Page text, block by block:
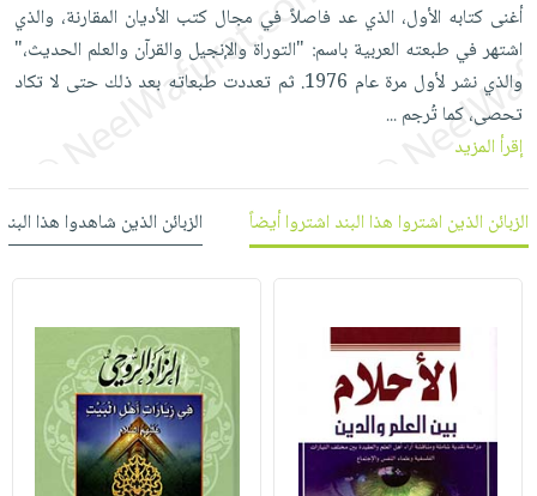
العناية
بالأسنان
الحمية
والتغذية
أدوات
المائدة
الأوعية
والتخزين
الأكثر
مبيعاً
العودة
للمدارس
اكسسوارات
كتب
اكسسوارات
منزلية
ملابس
مطرزات
حقائب
حلي
عناية
شحن
مجاني
بنود
مختارة
اشتراكات
كل
الاشتراكات
صندوق
القراءة
iKitab
بحث
متقدم
الشركة
سياسة
حسابك
أغنى كتابه الأول، الذي عد فاصلاً في مجال كتب الأديان المقارنة، والذي
اشتهر في طبعته العربية باسم: "التوراة والإنجيل والقرآن والعلم الحديث،"
والذي نشر لأول مرة عام 1976. ثم تعددت طبعاته بعد ذلك حتى لا تكاد
تحصى، كما تُرجم...
إقرأ المزيد
الزبائن الذين اشتروا هذا البند اشتروا أيضاً الزبائن الذين شاهدوا هذا